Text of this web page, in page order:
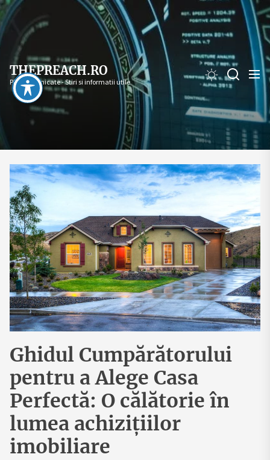
Skip
to
the
content
THEPREACH.RO
PR - Comunicate - Stiri si informatii utile
Ghidul Cumpărătorului
pentru a Alege Casa
Perfectă: O călătorie în
lumea achizițiilor
imobiliare